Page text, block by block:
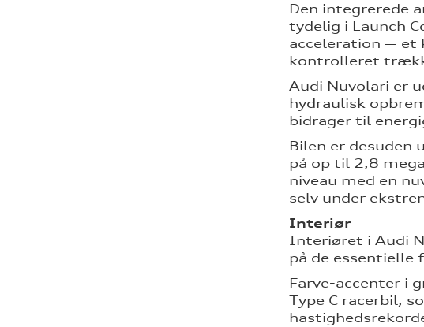
Den integrerede
tydelig i Launch
acceleration — et
kontrolleret
Audi Nuvolari er
hydraulisk
bidrager til
Bilen er desuden
på op til 2,8
niveau med en
selv under
Interiør
Interiøret i Audi
på de essentielle
Farve-accenter i
Type C racerbil,